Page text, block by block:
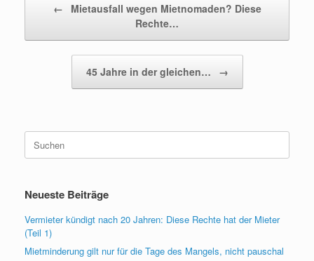
←
Mietausfall wegen Mietnomaden? Diese
Rechte…
45 Jahre in der gleichen… →
Suchen
nach:
Neueste Beiträge
Vermieter kündigt nach 20 Jahren: Diese Rechte hat der Mieter
(Teil 1)
Mietminderung gilt nur für die Tage des Mangels, nicht pauschal